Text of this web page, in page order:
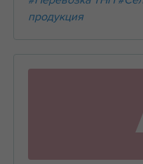
продукция